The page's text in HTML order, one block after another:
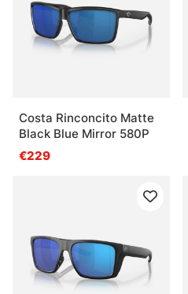
Costa Rinconcito Matte
Black Blue Mirror 580P
€229